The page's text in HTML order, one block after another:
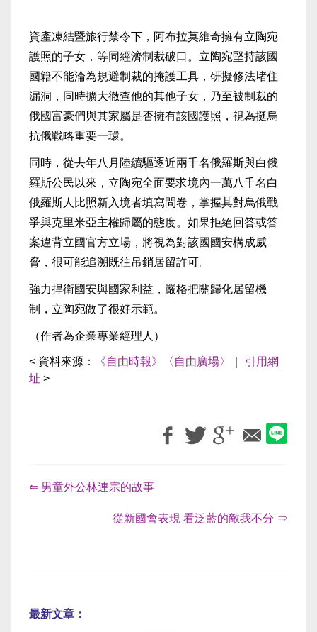
資產凍結暨旅行禁令下，阿布拉莫維奇擁有立陶宛
護照的子女，等同經濟制裁破口。立陶宛堅持該國
國籍不能淪為規避制裁的掩護工具，研擬修法堵住
漏洞，同時擴大徹查他的其他子女，乃至被制裁的
俄國富豪們與其家屬是否擁有該國護照，視為挺烏
抗俄戰略重要一環。
同時，從去年八月陸續驅逐近兩千名俄羅斯與白俄
羅斯公民以來，立陶宛全面要求境內一萬八千名白
俄羅斯人比照新入境者填寫問卷，掌握其對烏俄戰
爭與克里米亞主權歸屬的態度。如果拒絕回答或答
案違背立國官方立場，將視為對該國國安構成威
脅，很可能追溯既往吊銷居留許可。
強力捍衛國安與國家利益，嚴格把關歸化居留機
制，立陶宛做了很好示範。
（作者為企業專業經理人）
< 資料來源： 《自由時報》〈自由廣場〉
引用網
址 >
⇐ 男童外公林連宗的故事
從新國會表現 看泛藍的敵我不分 ⇒
最新文章：